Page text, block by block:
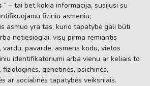
“ – tai bet kokia informacija, susijusi su
fiziniu asmeniu;
asmuo yra tas, kurio tapatybė gali būti
netiesiogiai, visų pirma remiantis
pavarde, asmens kodu, vietos
identifikatoriumi arba vienu ar keliais to
genetinės, psichinės,
ar socialinės tapatybės veiksniais.